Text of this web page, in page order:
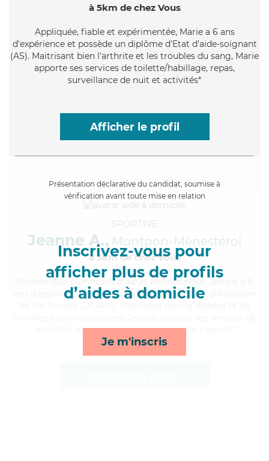
à 5km de chez Vous
Appliquée, fiable et expérimentée, Marie a 6 ans
d'expérience et possède un diplôme d'Etat d'aide-soignant
(AS). Maitrisant bien l'arthrite et les troubles du sang, Marie
apporte ses services de toilette/habillage, repas,
surveillance de nuit et activités*
Afficher le profil
Présentation déclarative du candidat, soumise à
vérification avant toute mise en relation
Inscrivez-vous pour
afficher plus de profils
d’aides à domicile
Je m'inscris
SPORTIVE
Jeanne A., Montpon-Ménestérol
à 5km de chez Vous
, communicative et attentionnée, Jeanne a 6
ans d'expérience et possède un diplôme d'État d'Auxiliaire
mobilité, ménage, lessive/repassage et rappels*